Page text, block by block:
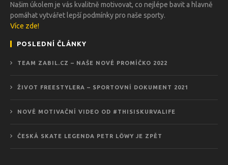
Našim úkolem je vás kvalitně motivovat, co nejlépe bavit a hlavně
pomáhat vytvářet lepší podmínky pro naše sporty.
Více zde!
POSLEDNÍ ČLÁNKY
TEAM ZABIL.CZ – NAŠE NOVÉ PROMÍČKO 2022
ŽIVOT FREESTYLERA – SPORTOVNÍ DOKUMENT 2021
NOVÉ MOTIVAČNÍ VIDEO OD #THISISKURVALIFE
ČESKÁ SKATE LEGENDA PETR LÖWY JE ZPĚT